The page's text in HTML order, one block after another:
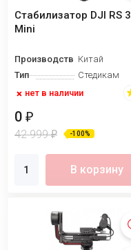
Стабилизатор DJI RS 3
Mini
ПроизводствоКитай
Тип
Стедикам
нет в наличии
0 ₽
42 999₽ -100%
В корзину